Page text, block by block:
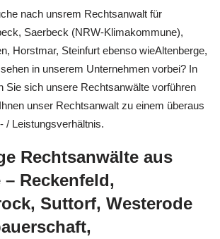
nach unsrem Rechtsanwalt für
Saerbeck (NRW-Klimakommune),
Horstmar, Steinfurt ebenso wieAltenberge,
in unserem Unternehmen vorbei? In
Sie sich unsere Rechtsanwälte vorführen
unser Rechtsanwalt zu einem überaus
/ Leistungsverhältnis.
Rechtsanwälte aus
Reckenfeld,
Suttorf, Westerode